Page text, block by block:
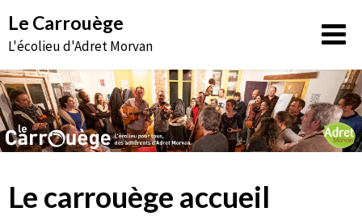
au
contenu
Le Carrouège
L'écolieu d'Adret Morvan
Le carrouège accueil